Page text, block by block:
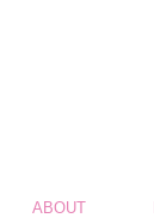
ABOUT